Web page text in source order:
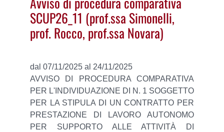
SCUP26_11 (prof.ssa Simonelli,
prof. Rocco, prof.ssa Novara)
dal 07/11/2025 al 24/11/2025
AVVISO DI PROCEDURA COMPARATIVA
PER L'INDIVIDUAZIONE DI N. 1 SOGGETTO
PER LA STIPULA DI UN CONTRATTO PER
PRESTAZIONE DI LAVORO AUTONOMO
PER SUPPORTO ALLE ATTIVITÀ DI